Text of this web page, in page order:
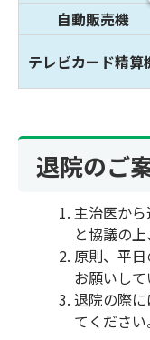
自動販売機
テレビカード精算
退院のご
主治医か
と協議の
原則、平
お願いして
退院の際
てください